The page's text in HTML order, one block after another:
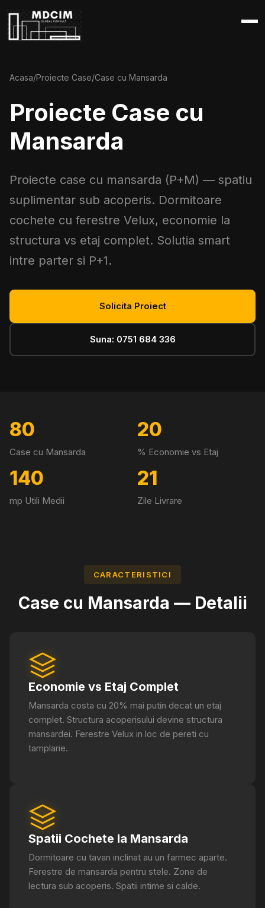
Acasa/Proiecte Case/Case cu Mansarda
Proiecte Case cu
Mansarda
Proiecte case cu mansarda (P+M) — spatiu
suplimentar sub acoperis. Dormitoare
cochete cu ferestre Velux, economie la
structura vs etaj complet. Solutia smart
intre parter si P+1.
Solicita Proiect
Suna: 0751 684 336
80
Case cu Mansarda
20
% Economie vs Etaj
140
mp Utili Medii
21
Zile Livrare
CARACTERISTICI
Case cu Mansarda — Detalii
Economie vs Etaj Complet
Mansarda costa cu 20% mai putin decat un etaj
complet. Structura acoperisului devine structura
mansardei. Ferestre Velux in loc de pereti cu
tamplarie.
Spatii Cochete la Mansarda
Dormitoare cu tavan inclinat au un farmec aparte.
Ferestre de mansarda pentru stele. Zone de
lectura sub acoperis. Spatii intime si calde.